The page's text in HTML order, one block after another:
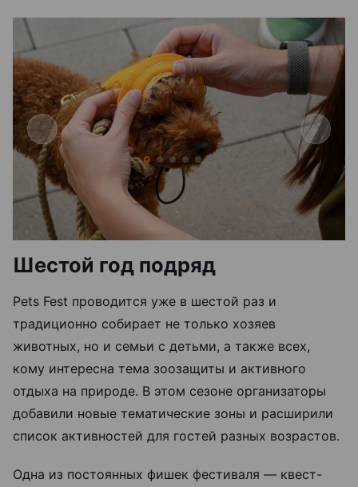
Шестой год подряд
Pets Fest проводится уже в шестой раз и
традиционно собирает не только хозяев
животных, но и семьи с детьми, а также всех,
кому интересна тема зоозащиты и активного
отдыха на природе. В этом сезоне организаторы
добавили новые тематические зоны и расширили
список активностей для гостей разных возрастов.
Одна из постоянных фишек фестиваля — квест-